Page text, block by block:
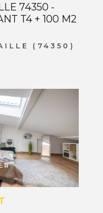
74350 -
T4 + 100 M2
(74350)
BIEN